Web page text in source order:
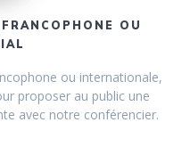
OU
ou internationale,
proposer au public une
avec notre conférencier.